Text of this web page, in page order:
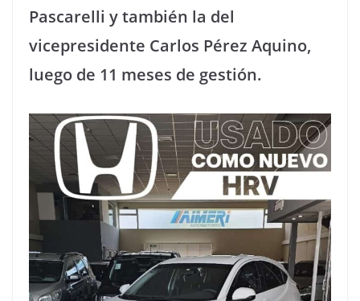
Pascarelli y también la del
vicepresidente Carlos Pérez Aquino,
luego de 11 meses de gestión.